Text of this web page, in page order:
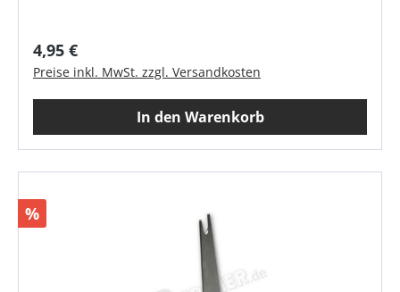
Regulärer Preis:
4,95 €
Preise inkl. MwSt. zzgl. Versandkosten
In den Warenkorb
Rabatt
%